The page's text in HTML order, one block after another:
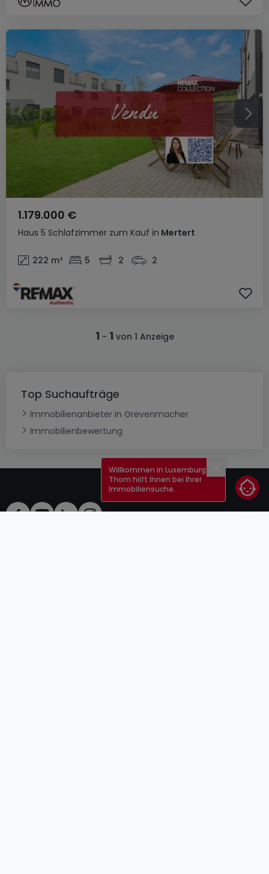
Haus 5 Schlafzimmer zum Kauf in Mertert
1.179.000 €
222 m² 5 2 2
1 - 1 von 1 Anzeige
Top Suchaufträge
Immobilienanbieter in Grevenmacher
Immobilienbewertung
Schließen
Willkommen in Luxemburg!
Thom hilft Ihnen bei Ihrer
Immobiliensuche.